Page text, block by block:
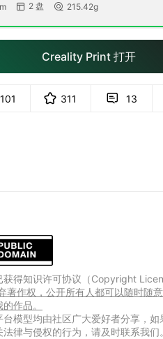
 2 盘  215.42g
Creality Print 打开
101 311  13
获得知识许可协议（Copyright
著作权，公开所有人都可以随时随
作品。
台模型均由社区广大爱好者分享，如
律与侵权的行为，请及时联系我们。